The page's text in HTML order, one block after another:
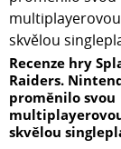
Prostorově
Tapo P100M
sousední
Recenze hry
Raiders.
proměnilo svou
skvělou